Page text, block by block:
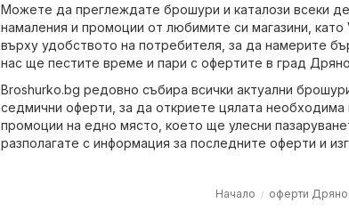
Можете да преглеждате брошури и каталози всеки
намаления и промоции от любимите си магазини, като
върху удобството на потребителя, за да намерите
нас ще пестите време и пари с офертите в град
Broshurko.bg редовно събира всички актуални
седмични оферти, за да откриете цялата необходима
промоции на едно място, което ще улесни
разполагате с информация за последните оферти и
Начало оферти